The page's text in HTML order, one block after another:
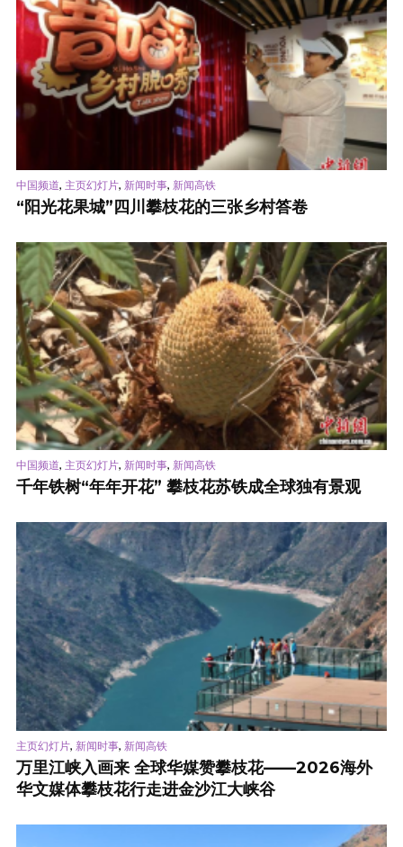
中国频道, 主页幻灯片, 新闻时事, 新闻高铁
“阳光花果城”四川攀枝花的三张乡村答卷
中国频道, 主页幻灯片, 新闻时事, 新闻高铁
千年铁树“年年开花” 攀枝花苏铁成全球独有景观
主页幻灯片, 新闻时事, 新闻高铁
万里江峡入画来 全球华媒赞攀枝花——2026海外
华文媒体攀枝花行走进金沙江大峡谷